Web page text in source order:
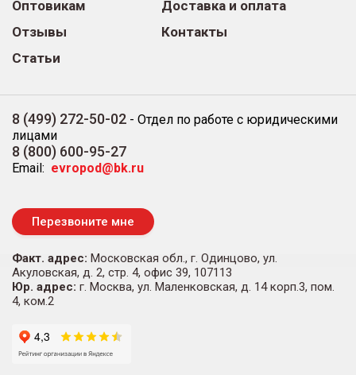
Оптовикам
Отзывы
Статьи
Доставка и оплата
Контакты
8 (499) 272-50-02 - Отдел по работе с юридическими
лицами
8 (800) 600-95-27
Email: evropod@bk.ru
Перезвоните мне
Факт. адрес: Московская обл., г. Одинцово, ул.
Акуловская, д. 2, стр. 4, офис 39, 107113
Юр. адрес: г. Москва, ул. Маленковская, д. 14 корп.3, пом.
4, ком.2